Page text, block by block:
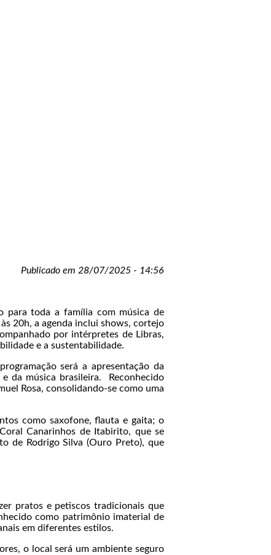
Publicado em 28/07/2025 - 14:56
para toda a família com música de
20h, a agenda inclui shows, cortejo
por intérpretes de Libras,
e a sustentabilidade.
será a apresentação da
da música brasileira. Reconhecido
Rosa, consolidando-se como uma
como saxofone, flauta e gaita; o
Canarinhos de Itabirito, que se
de Rodrigo Silva (Ouro Preto), que
pratos e petiscos tradicionais que
como patrimônio imaterial de
em diferentes estilos.
o local será um ambiente seguro